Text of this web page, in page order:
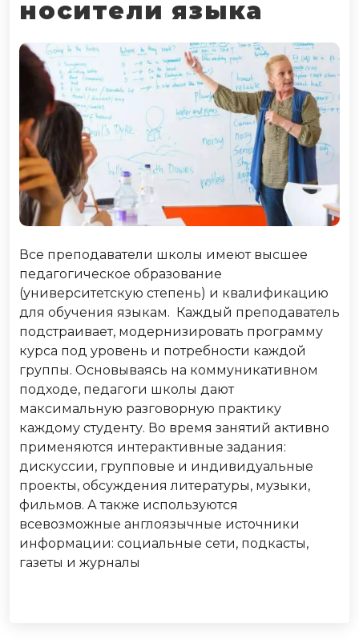
носители языка
Все преподаватели школы имеют высшее
педагогическое образование
(университетскую степень) и квалификацию
для обучения языкам. Каждый преподаватель
подстраивает, модернизировать программу
курса под уровень и потребности каждой
группы. Основываясь на коммуникативном
подходе, педагоги школы дают
максимальную разговорную практику
каждому студенту. Во время занятий активно
применяются интерактивные задания:
дискуссии, групповые и индивидуальные
проекты, обсуждения литературы, музыки,
фильмов. А также используются
всевозможные англоязычные источники
информации: социальные сети, подкасты,
газеты и журналы